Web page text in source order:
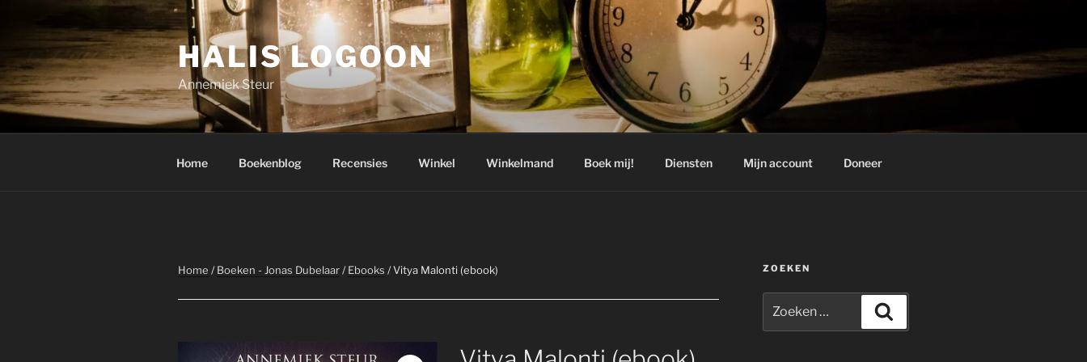
inhoud
HALIS LOGOON
Annemiek Steur
Home Boekenblog Recensies Winkel Winkelmand Boek mij! Diensten Mijn account Doneer
Home /Boeken - Jonas Dubelaar/Ebooks / Vitya Malonti (ebook) ZOEKEN
naar: